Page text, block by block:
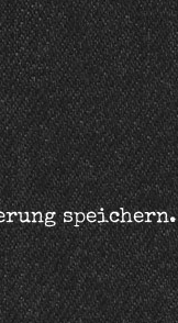
speichern.